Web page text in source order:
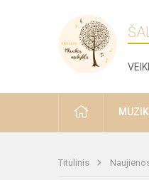
PRADŽIA
Titulinis